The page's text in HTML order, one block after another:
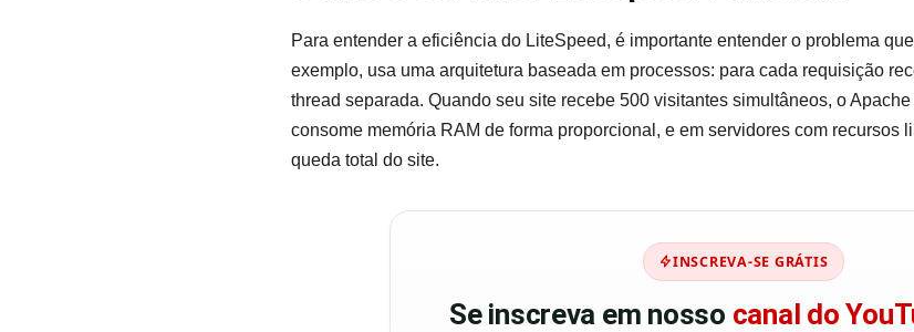
Para entender a eficiência do LiteSpeed, é importante entender o problema
exemplo, usa uma arquitetura baseada em processos: para cada requisição
thread separada. Quando seu site recebe 500 visitantes simultâneos, o
consome memória RAM de forma proporcional, e em servidores com recursos
queda total do site.
INSCREVA-SE GRÁTIS
Se inscreva em nosso canal do